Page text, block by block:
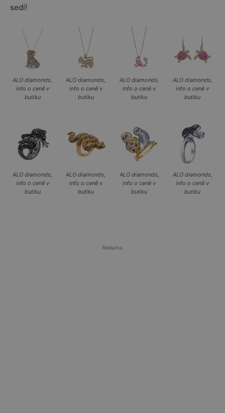
sedí!
ALO diamonds,
info o ceně v
butiku
ALO diamonds,
info o ceně v
butiku
ALO diamonds,
info o ceně v
butiku
ALO diamonds,
info o ceně v
butiku
ALO diamonds,
info o ceně v
butiku
ALO diamonds,
info o ceně v
butiku
ALO diamonds,
info o ceně v
butiku
ALO diamonds,
info o ceně v
butiku
Reklama